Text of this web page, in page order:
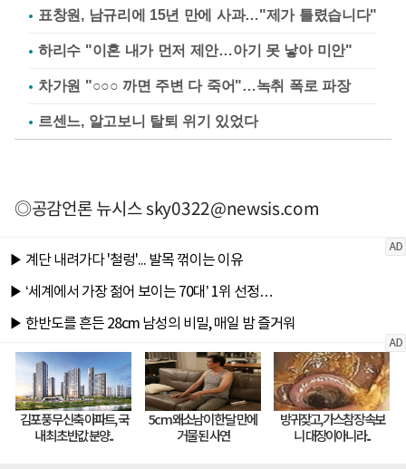
표창원, 남규리에 15년 만에 사과…"제가 틀렸습니다"
하리수 "이혼 내가 먼저 제안…아기 못 낳아 미안"
차가원 "○○○ 까면 주변 다 죽어"…녹취 폭로 파장
르센느, 알고보니 탈퇴 위기 있었다
◎공감언론 뉴시스sky0322@newsis.com